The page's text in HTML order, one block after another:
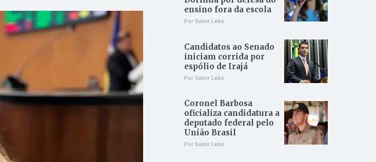
ensino fora da escola
Por Samir Leão
Candidatos ao Senado
iniciam corrida por
espólio de Irajá
Por Samir Leão
Coronel Barbosa
oficializa candidatura a
deputado federal pelo
União Brasil
Por Samir Leão